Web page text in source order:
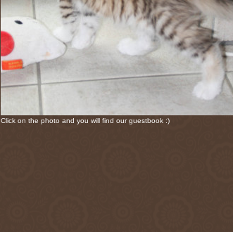
Click on the photo and you will find our guestbook :)